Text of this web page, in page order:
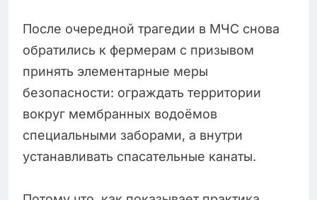
После очередной трагедии в МЧС снова
обратились к фермерам с призывом
принять элементарные меры
безопасности: ограждать территории
вокруг мембранных водоёмов
специальными заборами, а внутри
устанавливать спасательные канаты.